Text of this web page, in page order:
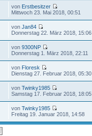
von Erstbesitzer
Mittwoch 23. Mai 2018, 00:51
vonJan84
Donnerstag 22. März 2018, 15:06
von9300NP
Donnerstag 1. März 2018, 22:11
von Floresk
Dienstag 27. Februar 2018, 05:30
vonTwinky1985
Samstag 17. Februar 2018, 18:05
vonTwinky1985
Freitag 19. Januar 2018, 14:58